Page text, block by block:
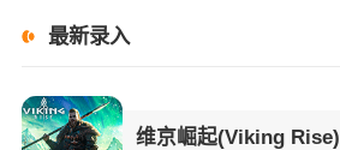
最新录入
维京崛起(Viking Rise)